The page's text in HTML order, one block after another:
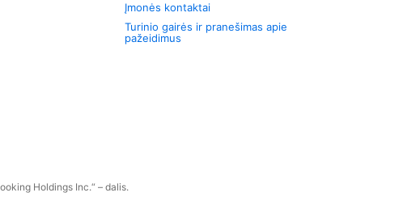
Įmonės kontaktai
Turinio gairės ir pranešimas apie
pažeidimus
Holdings Inc.“ – dalis.